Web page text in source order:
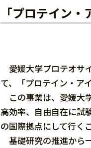
「プロテイン
愛媛大学プロテオサ
て、「プロテイン・ア
この事業は、愛媛大
高効率、自由自在に試
の国際拠点にして行く
基礎研究の推進から